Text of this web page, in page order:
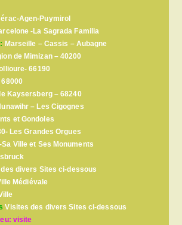
Agen-Puymirol
-La Sagrada Familia
Marseille – Cassis – Aubagne
de Mimizan – 40200
66190
Kaysersberg – 68240
– Les Cigognes
et Gondoles
Les Grandes Orgues
Ville et Ses Monuments
divers Sites ci-dessous
Médiévale
Visites des divers Sites ci-dessous
visite